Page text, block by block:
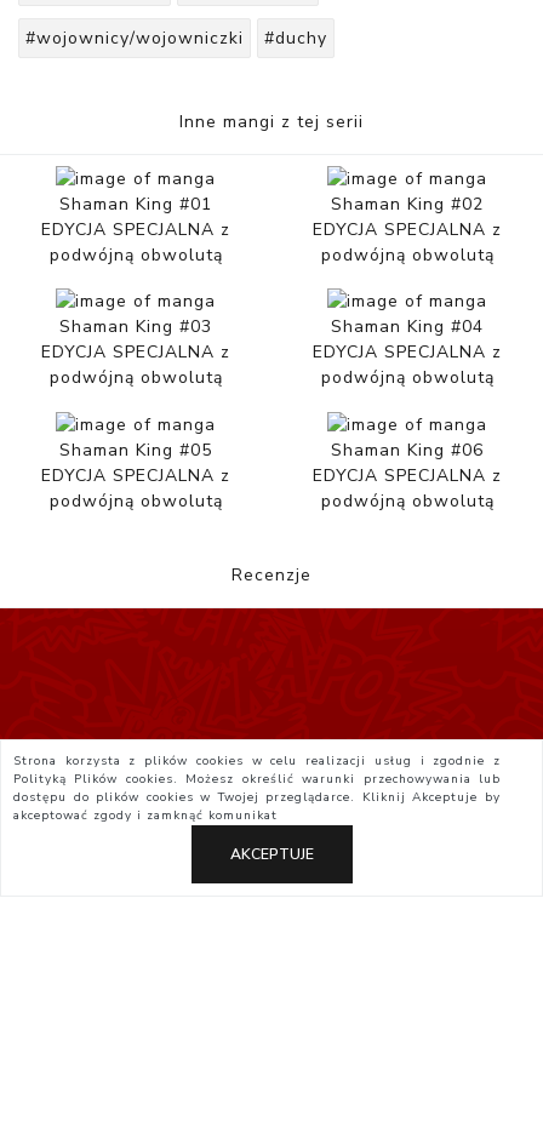
#wojownicy/wojowniczki #duchy
Inne mangi z tej serii
Shaman King #01
EDYCJA SPECJALNA z
podwójną obwolutą
Shaman King #02
EDYCJA SPECJALNA z
podwójną obwolutą
Shaman King #03
EDYCJA SPECJALNA z
podwójną obwolutą
Shaman King #04
EDYCJA SPECJALNA z
podwójną obwolutą
Shaman King #05
EDYCJA SPECJALNA z
podwójną obwolutą
Shaman King #06
EDYCJA SPECJALNA z
podwójną obwolutą
Recenzje
Strona korzysta z plików cookies w celu realizacji usług i zgodnie z
Polityką Plików cookies. Możesz określić warunki przechowywania lub
dostępu do plików cookies w Twojej przeglądarce. KliknijAkceptuje by
akceptować zgody i zamknąć komunikat
AKCEPTUJE